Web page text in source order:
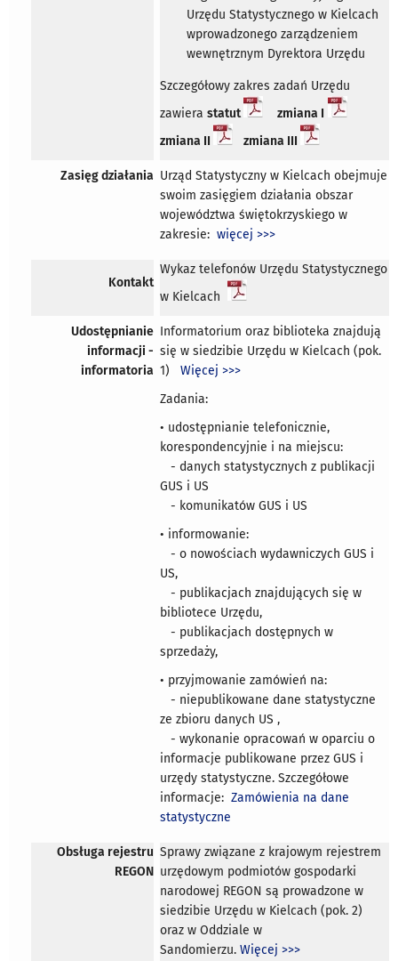
Urzędu Statystycznego w Kielcach
wprowadzonego zarządzeniem
wewnętrznym Dyrektora Urzędu
Szczegółowy zakres zadań Urzędu
zawierastatut
zmiana I
zmiana II
zmiana III
Zasięg działania Urząd Statystyczny w Kielcach obejmuje
swoim zasięgiem działania obszar
województwa świętokrzyskiego w
zakresie:więcej >>>
Kontakt
Wykaz telefonów Urzędu Statystycznego
w Kielcach
Udostępnianie
informacji -
informatoria
Informatorium oraz biblioteka znajdują
się w siedzibie Urzędu w Kielcach (pok.
1)Więcej >>>
Zadania:
• udostępnianie telefonicznie,
korespondencyjnie i na miejscu:
- danych statystycznych z publikacji
GUS i US
- komunikatów GUS i US
• informowanie:
- o nowościach wydawniczych GUS i
US,
- publikacjach znajdujących się w
bibliotece Urzędu,
- publikacjach dostępnych w
sprzedaży,
• przyjmowanie zamówień na:
- niepublikowane dane statystyczne
ze zbioru danych US ,
- wykonanie opracowań w oparciu o
informacje publikowane przez GUS i
urzędy statystyczne. Szczegółowe
informacje:Zamówienia na dane
statystyczne
Obsługa rejestru
REGON
Sprawy związane z krajowym rejestrem
urzędowym podmiotów gospodarki
narodowej REGON są prowadzone w
siedzibie Urzędu w Kielcach (pok. 2)
oraz w Oddziale w
Sandomierzu.Więcej >>>